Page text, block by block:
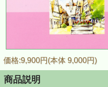
価格:9,900円(本体 9,000円)
商品説明